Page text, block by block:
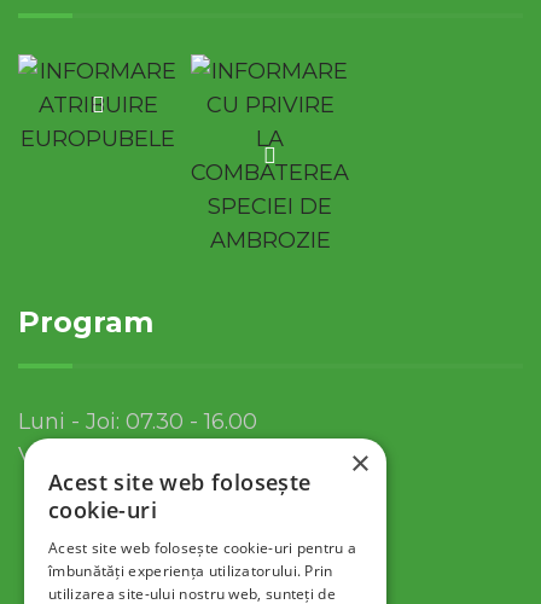
Program
Luni - Joi: 07.30 - 16.00
Vineri: 07.30 - 13.30
×
Acest site web folosește
cookie-uri
Acest site web folosește cookie-uri pentru a
îmbunătăți experiența utilizatorului. Prin
utilizarea site-ului nostru web, sunteți de